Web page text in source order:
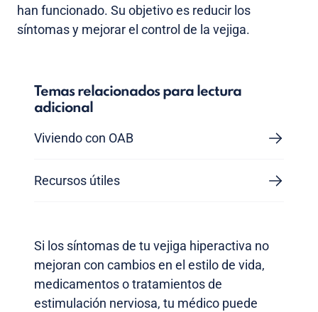
han funcionado. Su objetivo es reducir los
síntomas y mejorar el control de la vejiga.
Temas relacionados para lectura
adicional
Viviendo con OAB
Recursos útiles
Si los síntomas de tu vejiga hiperactiva no
mejoran con cambios en el estilo de vida,
medicamentos o tratamientos de
estimulación nerviosa, tu médico puede